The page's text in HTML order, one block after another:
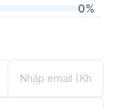
0%